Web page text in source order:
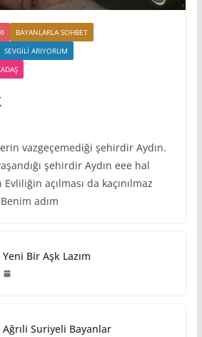
BAYANLARLA SOHBET
SEVGILI ARIYORUM
vazgeçemediği şehirdir Aydın.
şehirdir Aydın eee hal
açılması da kaçınılmaz
adım
Yeni Bir Aşk Lazım
Ağrıli Suriyeli Bayanlar